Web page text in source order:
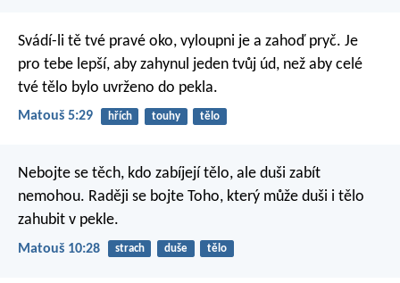
Svádí-li tě tvé pravé oko, vyloupni je a zahoď pryč. Je
pro tebe lepší, aby zahynul jeden tvůj úd, než aby celé
tvé tělo bylo uvrženo do pekla.
Matouš 5:29 hřích touhy tělo
Nebojte se těch, kdo zabíjejí tělo, ale duši zabít
nemohou. Raději se bojte Toho, který může duši i tělo
zahubit v pekle.
Matouš 10:28 strach duše tělo